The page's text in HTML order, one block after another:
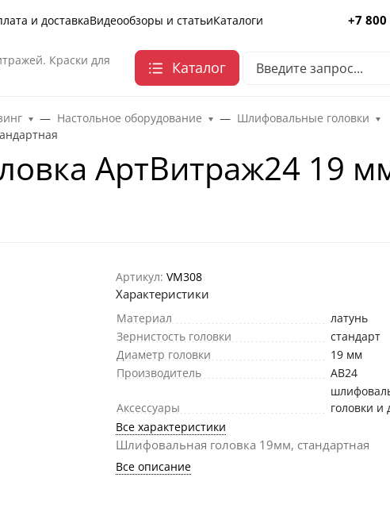
и доставкаВидеообзоры и статьиКаталоги +7
Краски для
Каталог
Настольное оборудование
Шлифовальные головки
АртВитраж24 19
Артикул: VM308
Характеристики
Материал
латунь
Зернистость головки
стандарт
Диаметр головки
19 мм
Производитель
АВ24
Аксессуары
головки и
Все характеристики
Шлифовальная головка 19мм, стандартная
Все описание